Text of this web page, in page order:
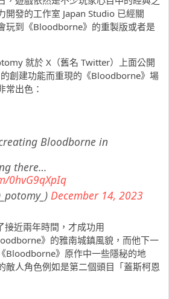
開發的工作室 Japan Studio 已經關
玩到《Bloodborne》的重製版或者是
就於 X（舊名 Twitter）上面公開
創建功能而重現的《Bloodborne》場
常出色：
Bloodborne in
there…
0hvG9qXpIq
December 14, 2023
近兩年時間，才成功用
》的雅南城鎮風貌，而他下一
Bloodborne》原作中一些隱秘的地
敵人角色例如是第二個頭目「蓋斯柯恩